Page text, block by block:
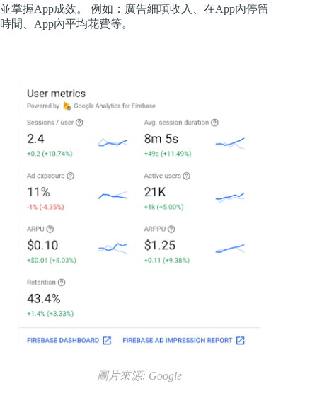
並掌握App成效。 例如：廣告細項收入、在App內停留
時間、App內平均花費等。
圖片來源: Google